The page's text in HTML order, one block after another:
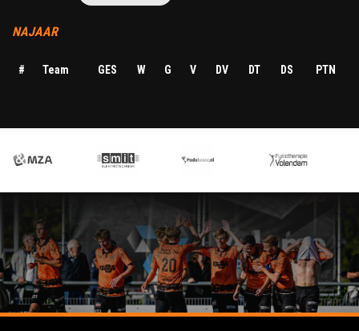
NAJAAR
# Team GES W G V DV DT DS PTN